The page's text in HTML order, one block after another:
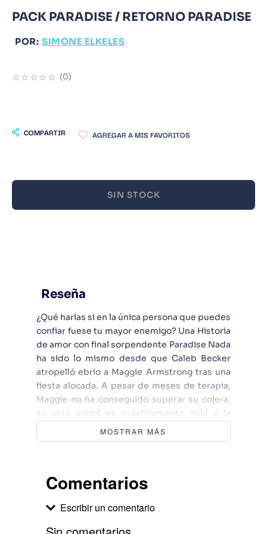
PACK PARADISE / RETORNO PARADISE
POR: SIMONE ELKELES
☆☆☆☆☆ (0)
COMPARTIR
SIN STOCK
Reseña
¿Qué harías si en la única persona que puedes
confiar fuese tu mayor enemigo? Una Historia
de amor con final sorpendente Paradise Nada
ha sido lo mismo desde que Caleb Becker
atropelló ebrio a Maggie Armstrong tras una
fiesta alocada. A pesar de meses de terapia,
Maggie no ha conseguido superar su cojera,
su vida social es prácticamente nula y la
solicitud para una beca que le permitiría
estudiar fuera, y así escapar de las miradas de
cumpliendo condena en un reformatorio.
infierno, su familia y su exnovia le parecen
MOSTRAR MÁS
Comentarios
Escribir un comentario
9. Infantil
10. Warhammer